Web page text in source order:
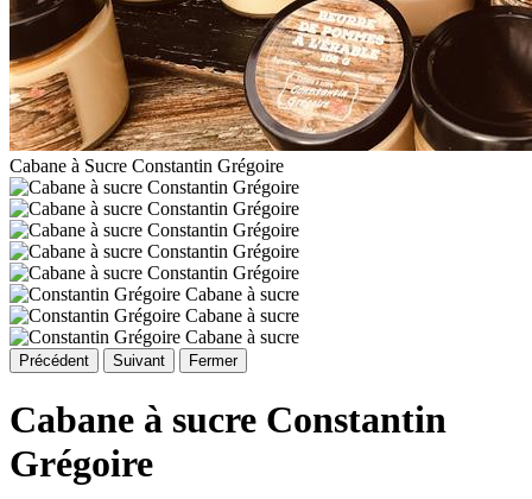
Cabane à Sucre Constantin Grégoire
Précédent Suivant Fermer
Cabane à sucre Constantin
Grégoire